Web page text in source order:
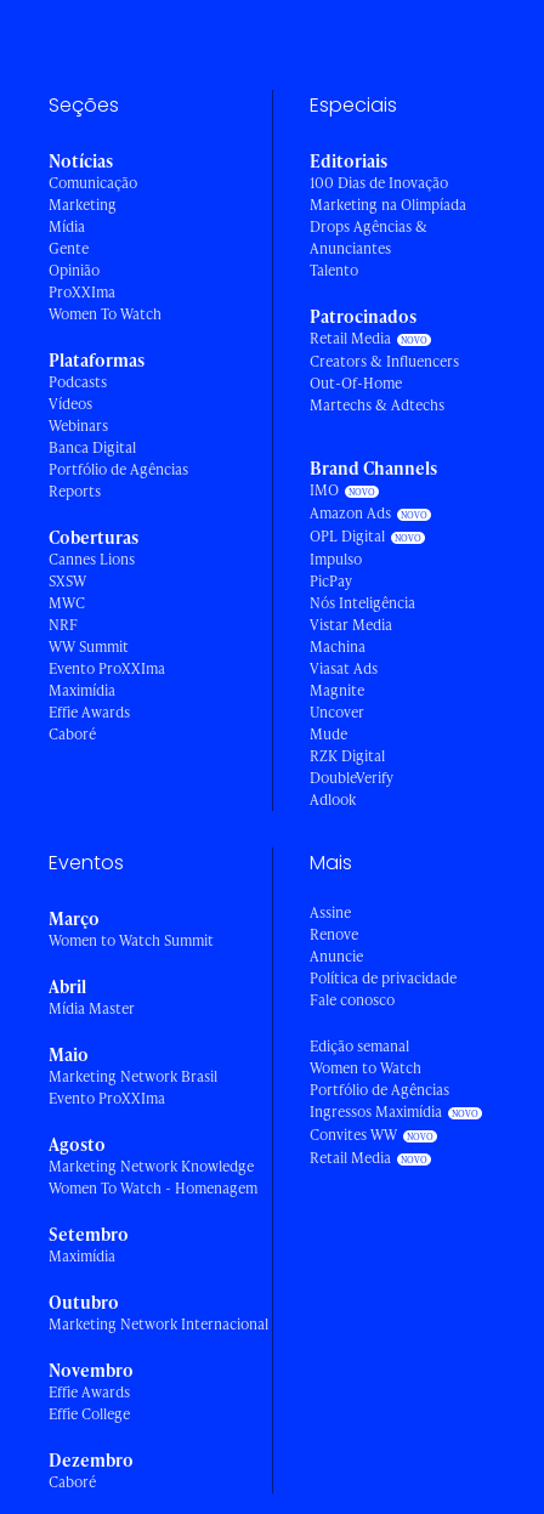
Seções
Notícias
Comunicação
Marketing
Mídia
Gente
Opinião
ProXXIma
Women To Watch
Plataformas
Podcasts
Vídeos
Webinars
Banca Digital
Portfólio de Agências
Reports
Coberturas
Cannes Lions
SXSW
MWC
NRF
WW Summit
Evento ProXXIma
Maximídia
Effie Awards
Caboré
Especiais
Editoriais
100 Dias de Inovação
Marketing na Olimpíada
Drops Agências &
Anunciantes
Talento
Patrocinados
Retail Media
Creators & Influencers
Out-Of-Home
Martechs & Adtechs
Brand Channels
IMO
Amazon Ads
OPL Digital
Impulso
PicPay
Nós Inteligência
Vistar Media
Machina
Viasat Ads
Magnite
Uncover
Mude
RZK Digital
DoubleVerify
Adlook
Eventos
Março
Women to Watch Summit
Abril
Mídia Master
Maio
Marketing Network Brasil
Evento ProXXIma
Agosto
Marketing Network Knowledge
Women To Watch - Homenagem
Setembro
Maximídia
Outubro
Marketing Network Internacional
Novembro
Effie Awards
Effie College
Dezembro
Caboré
Mais
Assine
Renove
Anuncie
Política de privacidade
Fale conosco
Edição semanal
Women to Watch
Portfólio de Agências
Ingressos Maximídia
Convites WW
Retail Media